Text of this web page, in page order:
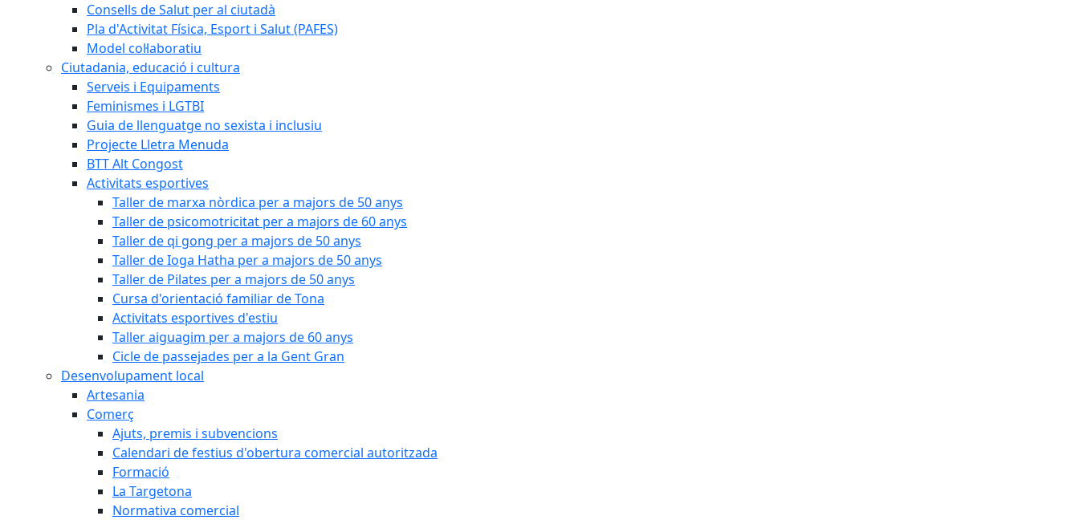
Consells de Salut per al ciutadà
Pla d'Activitat Física, Esport i Salut (PAFES)
Model col·laboratiu
Ciutadania, educació i cultura
Serveis i Equipaments
Feminismes i LGTBI
Guia de llenguatge no sexista i inclusiu
Projecte Lletra Menuda
BTT Alt Congost
Activitats esportives
Taller de marxa nòrdica per a majors de 50 anys
Taller de psicomotricitat per a majors de 60 anys
Taller de qi gong per a majors de 50 anys
Taller de Ioga Hatha per a majors de 50 anys
Taller de Pilates per a majors de 50 anys
Cursa d'orientació familiar de Tona
Activitats esportives d'estiu
Taller aiguagim per a majors de 60 anys
Cicle de passejades per a la Gent Gran
Desenvolupament local
Artesania
Comerç
Ajuts, premis i subvencions
Calendari de festius d'obertura comercial autoritzada
Formació
La Targetona
Normativa comercial